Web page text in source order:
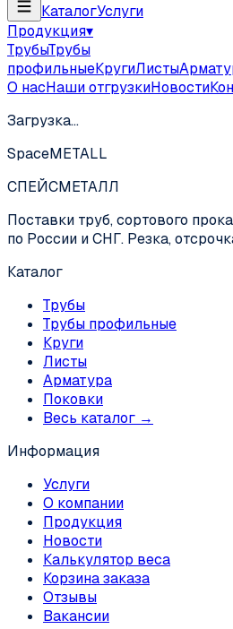
КаталогУслуги
Продукция▾
ТрубыТрубы
профильныеКругиЛисты
О насНаши отгрузкиНовости
Загрузка…
SpaceMETALL
СПЕЙСМЕТАЛЛ
Поставки труб, сортового
по России и СНГ. Резка,
Каталог
Трубы
Трубы профильные
Круги
Листы
Арматура
Поковки
Весь каталог →
Информация
Услуги
О компании
Продукция
Новости
Калькулятор веса
Корзина заказа
Отзывы
Вакансии